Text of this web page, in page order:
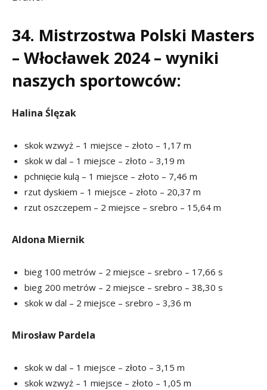
34. Mistrzostwa Polski Masters
– Włocławek 2024 – wyniki
naszych sportowców:
Halina Ślęzak
skok wzwyż – 1 miejsce – złoto – 1,17 m
skok w dal – 1 miejsce – złoto – 3,19 m
pchnięcie kulą – 1 miejsce – złoto – 7,46 m
rzut dyskiem – 1 miejsce – złoto – 20,37 m
rzut oszczepem – 2 miejsce – srebro – 15,64 m
Aldona Miernik
bieg 100 metrów – 2 miejsce – srebro – 17,66 s
bieg 200 metrów – 2 miejsce – srebro – 38,30 s
skok w dal – 2 miejsce – srebro – 3,36 m
Mirosław Pardela
skok w dal – 1 miejsce – złoto – 3,15 m
skok wzwyż – 1 miejsce – złoto – 1,05 m